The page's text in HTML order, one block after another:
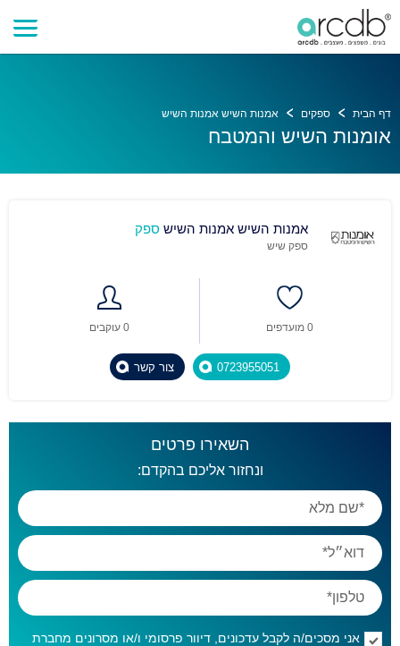
דף הבית ספקים אמנות השיש אמנות השיש
אומנות השיש והמטבח
אמנות השיש אמנות השיש ספק
ספק שיש
0 עוקבים 0 מועדפים
צור קשר 0723955051
השאירו פרטים
ונחזור אליכם בהקדם:
אני מסכים/ה לקבל עדכונים, דיוור פרסומי ו/או מסרונים מחברת